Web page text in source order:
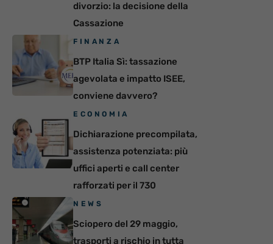
divorzio: la decisione della
Cassazione
FINANZA
BTP Italia Sì: tassazione
agevolata e impatto ISEE,
conviene davvero?
ECONOMIA
Dichiarazione precompilata,
assistenza potenziata: più
uffici aperti e call center
rafforzati per il 730
NEWS
Sciopero del 29 maggio,
trasporti a rischio in tutta